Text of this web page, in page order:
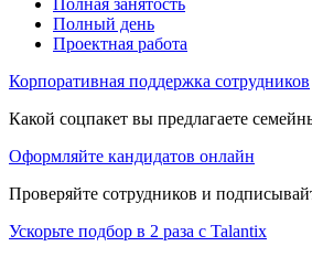
Полный день
Проектная работа
Корпоративная поддержка сотрудников
Какой соцпакет вы предлагаете
Оформляйте кандидатов онлайн
Проверяйте сотрудников и
Ускорьте подбор в 2 раза с Talantix